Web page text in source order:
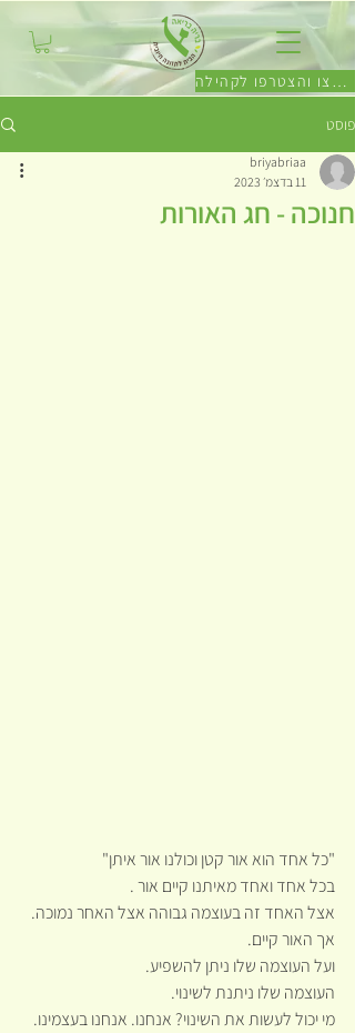
לחצו והצטרפו לקהילה
פוסט
חנוכה - חג האורות
briyabriaa
11 בדצמ׳ 2023
"כל אחד הוא אור קטן וכולנו אור איתן"
בכל אחד ואחד מאיתנו קיים אור .
אצל האחד זה בעוצמה גבוהה אצל האחר נמוכה.
אך האור קיים.
ועל העוצמה שלו ניתן להשפיע.
העוצמה שלו ניתנת לשינוי.
מי יכול לעשות את השינוי? אנחנו. אנחנו בעצמינו.